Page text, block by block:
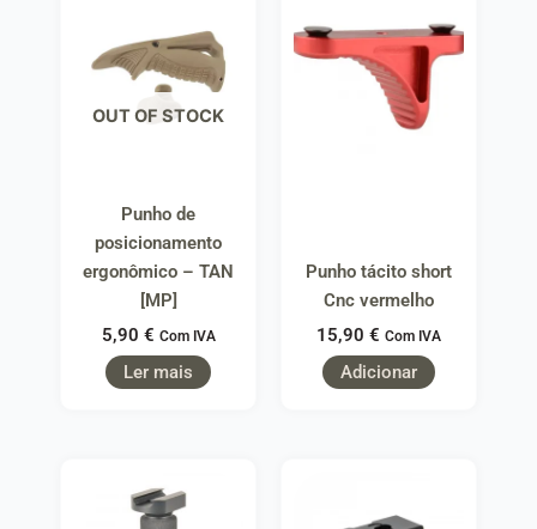
OUT OF STOCK
Punho de
posicionamento
ergonômico – TAN
[MP]
5,90 € Com IVA
Ler mais
Punho tácito short
Cnc vermelho
15,90 € Com IVA
Adicionar